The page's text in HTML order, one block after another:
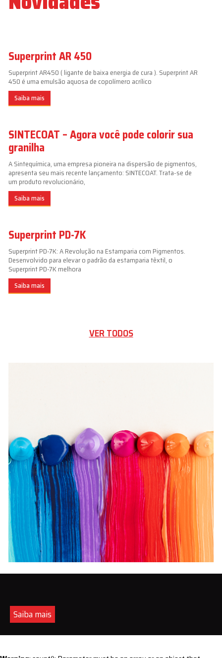
Superprint AR 450
Superprint AR450 ( ligante de baixa energia de cura ). Superprint AR
450 é uma emulsão aquosa de copolímero acrílico
Saiba mais
SINTECOAT – Agora você pode colorir sua
granilha
A Sintequímica, uma empresa pioneira na dispersão de pigmentos,
apresenta seu mais recente lançamento: SINTECOAT. Trata-se de
um produto revolucionário,
Saiba mais
Superprint PD-7K
Superprint PD-7K: A Revolução na Estamparia com Pigmentos.
Desenvolvido para elevar o padrão da estamparia têxtil, o
Superprint PD-7K melhora
Saiba mais
VER TODOS
Saiba mais